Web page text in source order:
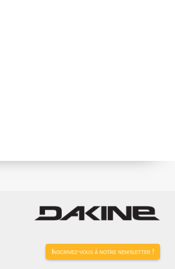
Inscrivez-vous à notre newsletter !